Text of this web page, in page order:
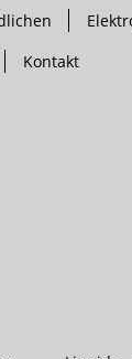
Kontakt